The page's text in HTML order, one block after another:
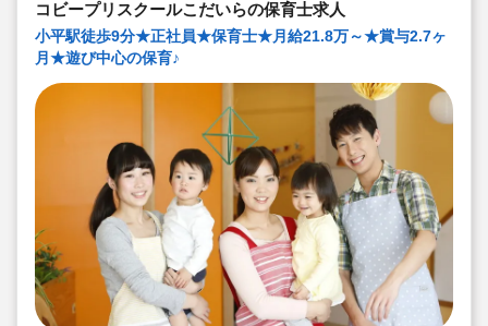
コビープリスクールこだいらの保育士求人
小平駅徒歩9分★正社員★保育士★月給21.8万～★賞与2.7ヶ
月★遊び中心の保育♪